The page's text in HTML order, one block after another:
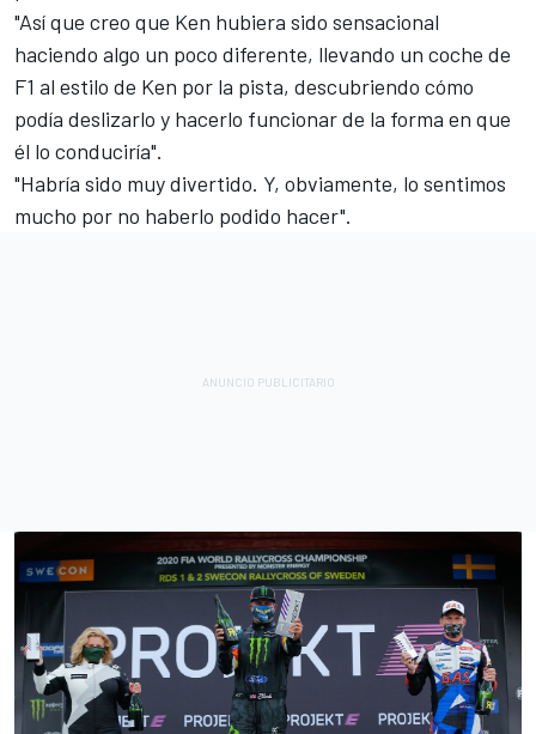
"Así que creo que Ken hubiera sido sensacional
haciendo algo un poco diferente, llevando un coche de
F1 al estilo de Ken por la pista, descubriendo cómo
podía deslizarlo y hacerlo funcionar de la forma en que
él lo conduciría".
"Habría sido muy divertido. Y, obviamente, lo sentimos
mucho por no haberlo podido hacer".